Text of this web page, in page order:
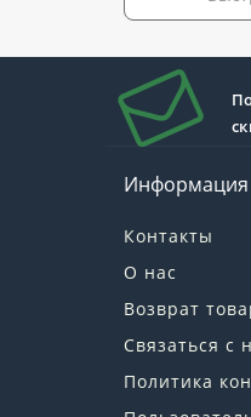
Информация
Контакты
О нас
Возврат
Связаться с
Политика